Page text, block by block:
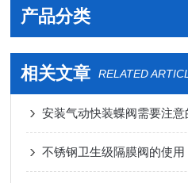
产品分类
相关文章 RELATED
安装气动快装蝶阀需要注
不锈钢卫生级隔膜阀的使用